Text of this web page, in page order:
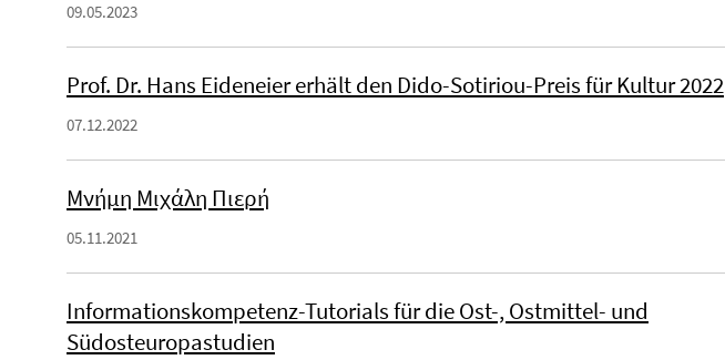
09.05.2023
Prof. Dr. Hans Eideneier erhält den Dido-Sotiriou-Preis für Kultur 2022
07.12.2022
Μνήμη Μιχάλη Πιερή
05.11.2021
Informationskompetenz-Tutorials für die Ost-, Ostmittel- und
Südosteuropastudien